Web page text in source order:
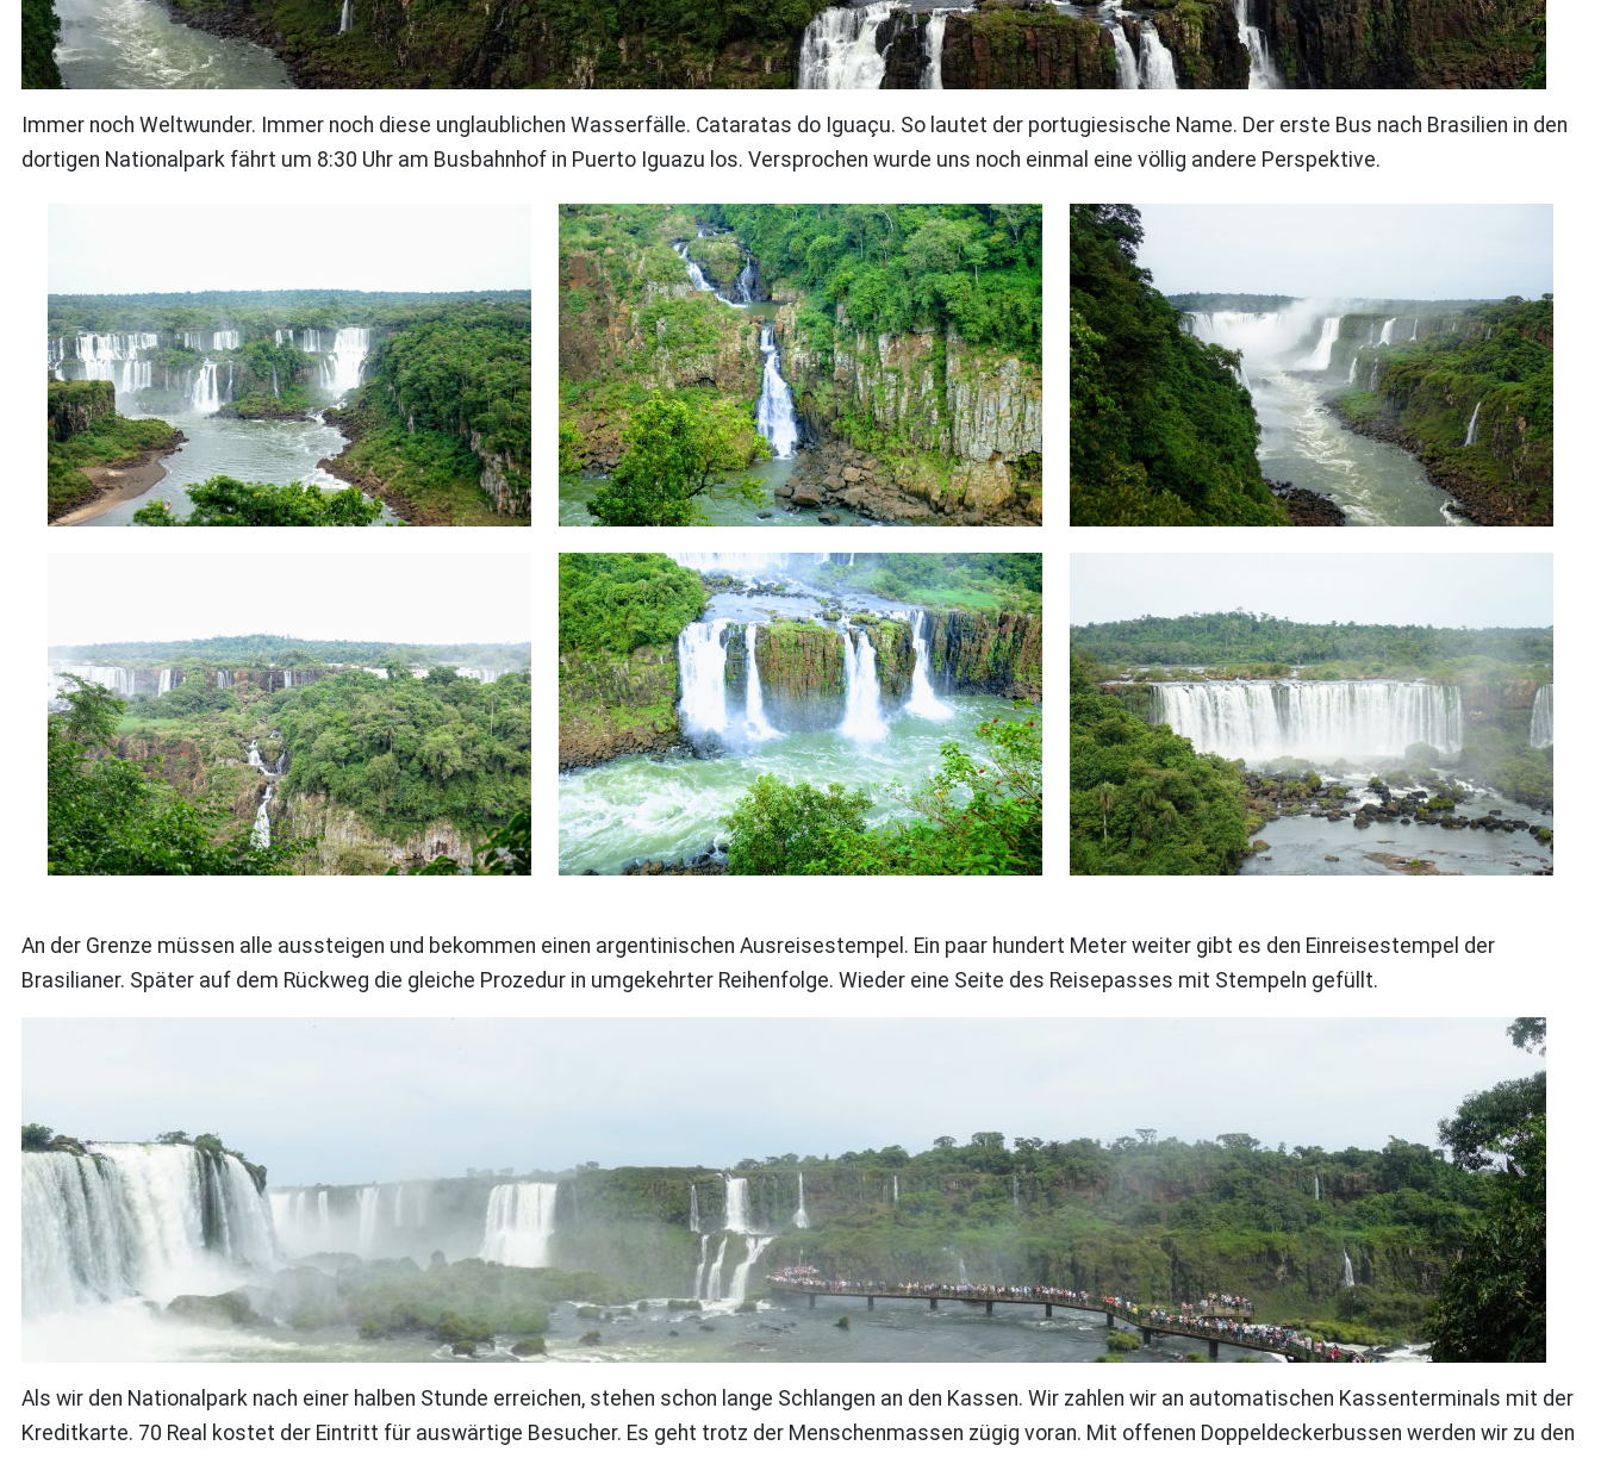
Immer noch Weltwunder. Immer noch diese unglaublichen Wasserfälle. Cataratas do Iguaçu. So lautet der portugiesische Name. Der erste Bus nach Brasilien in den
dortigen Nationalpark fährt um 8:30 Uhr am Busbahnhof in Puerto Iguazu los. Versprochen wurde uns noch einmal eine völlig andere Perspektive.
An der Grenze müssen alle aussteigen und bekommen einen argentinischen Ausreisestempel. Ein paar hundert Meter weiter gibt es den Einreisestempel der
Brasilianer. Später auf dem Rückweg die gleiche Prozedur in umgekehrter Reihenfolge. Wieder eine Seite des Reisepasses mit Stempeln gefüllt.
Als wir den Nationalpark nach einer halben Stunde erreichen, stehen schon lange Schlangen an den Kassen. Wir zahlen wir an automatischen Kassenterminals mit der
Kreditkarte. 70 Real kostet der Eintritt für auswärtige Besucher. Es geht trotz der Menschenmassen zügig voran. Mit offenen Doppeldeckerbussen werden wir zu den